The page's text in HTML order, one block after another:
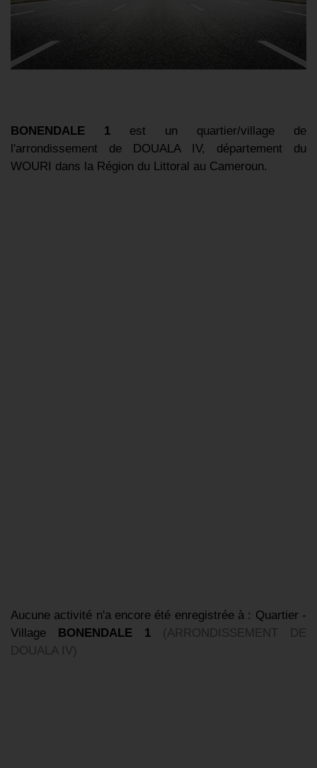
BONENDALE 1 est un quartier/village de
l'arrondissement de DOUALA IV, département du
WOURI dans la Région du Littoral au Cameroun.
Aucune activité n'a encore été enregistrée à : Quartier -
Village BONENDALE 1
(ARRONDISSEMENT DE
DOUALA IV)